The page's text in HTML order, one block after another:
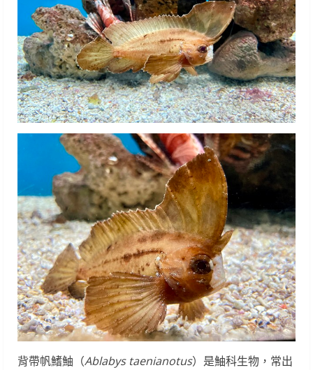
背帶帆鰭鮋（Ablabys taenianotus）是鮋科生物，常出